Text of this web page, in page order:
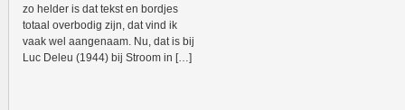
zo helder is dat tekst en bordjes
totaal overbodig zijn, dat vind ik
vaak wel aangenaam. Nu, dat is bij
Luc Deleu (1944) bij Stroom in […]